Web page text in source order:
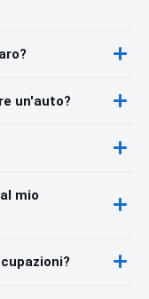
un'auto?
mio